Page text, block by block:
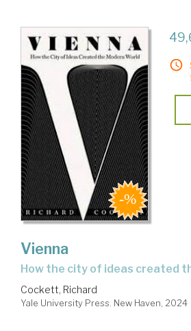
Vienna
how the city of ideas created
Cockett, Richard
Yale University Press. New Haven, 2024